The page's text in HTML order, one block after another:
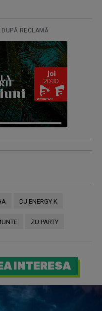
RECLAMĂ
DJ ENERGY K
ZU PARTY
INTERESA